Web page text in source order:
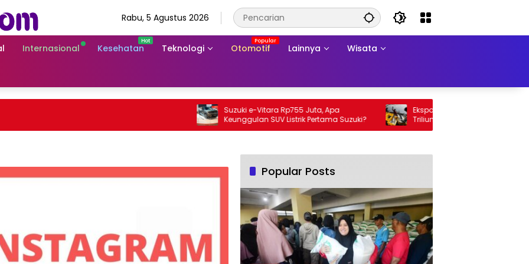
Rabu, 5 Agustus 2026
Internasional Kesehatan Teknologi Otomotif Lainnya Wisata
Suzuki e-Vitara Rp755 Juta, Apa
Keunggulan SUV Listrik Pertama Suzuki?
Ekspor Perikanan 2025 Tembus Rp105
Triliun, AS Jadi Pasar Utama
Popular Posts